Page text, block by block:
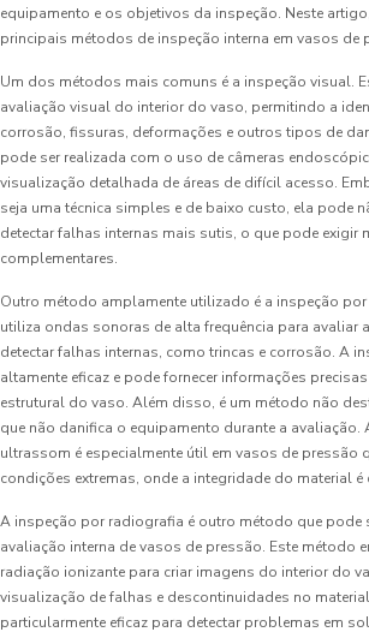
equipamento e os objetivos da inspeção. Neste
principais métodos de inspeção interna em vasos de
Um dos métodos mais comuns é a inspeção visual.
avaliação visual do interior do vaso, permitindo a
corrosão, fissuras, deformações e outros tipos de
pode ser realizada com o uso de câmeras
visualização detalhada de áreas de difícil acesso.
seja uma técnica simples e de baixo custo, ela pode
detectar falhas internas mais sutis, o que pode exigir
complementares.
Outro método amplamente utilizado é a inspeção
utiliza ondas sonoras de alta frequência para avaliar
detectar falhas internas, como trincas e corrosão. A
altamente eficaz e pode fornecer informações
estrutural do vaso. Além disso, é um método não
que não danifica o equipamento durante a avaliação.
ultrassom é especialmente útil em vasos de pressão
condições extremas, onde a integridade do material é
A inspeção por radiografia é outro método que pode
avaliação interna de vasos de pressão. Este método
radiação ionizante para criar imagens do interior do
visualização de falhas e descontinuidades no
particularmente eficaz para detectar problemas em